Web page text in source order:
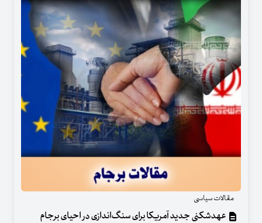
مقالات سیاسی
عهدشکنی جدید آمریکا برای سنگ‌اندازی در احیای برجام